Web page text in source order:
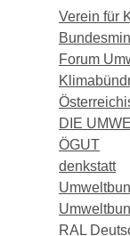
Verein für
Forum
DIE
ÖGUT
denkstatt
RAL